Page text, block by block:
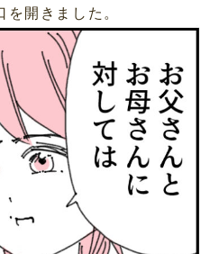
開きました。